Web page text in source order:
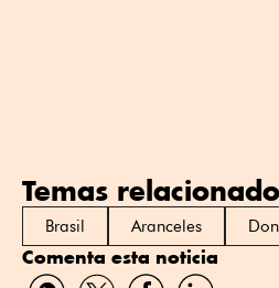
Temas
Brasil Aranceles
Comenta esta noticia